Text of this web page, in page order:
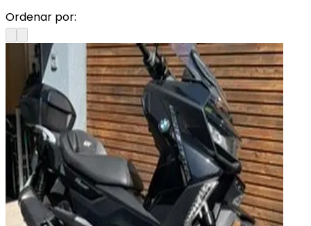
Ordenar por: